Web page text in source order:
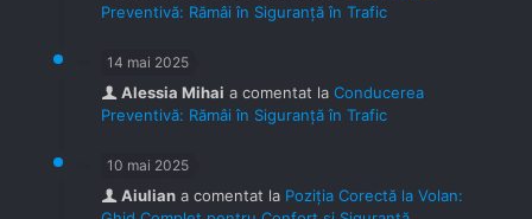
Preventivă: Rămâi în Siguranță în Trafic
14 mai 2025
Alessia Mihai a comentat la Conducerea
Preventivă: Rămâi în Siguranță în Trafic
10 mai 2025
Aiulian a comentat la Poziția Corectă la Volan: